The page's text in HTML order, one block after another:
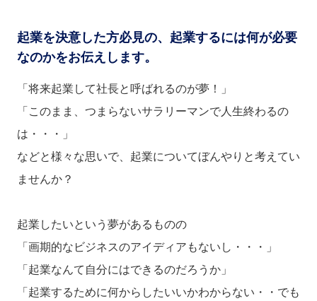
起業を決意した方必見の、起業するには何が必要
なのかをお伝えします。
「将来起業して社長と呼ばれるのが夢！」
「このまま、つまらないサラリーマンで人生終わるの
は・・・」
などと様々な思いで、起業についてぼんやりと考えてい
ませんか？
起業したいという夢があるものの
「画期的なビジネスのアイディアもないし・・・」
「起業なんて自分にはできるのだろうか」
「起業するために何からしたいいかわからない・・でも